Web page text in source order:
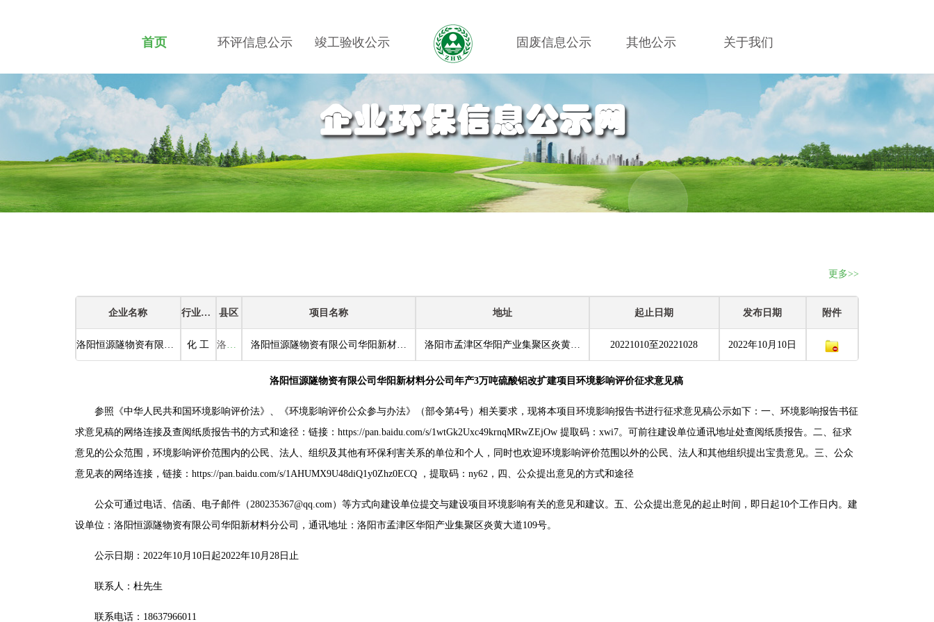
首页 环评信息公示 竣工验收公示 固废信息公示 其他公示 关于我们
招贤纳士
更多>>
企业名称 行业类别 县区 项目名称 地址 起止日期 发布日期 附件
洛阳恒源隧物资有限公司华阳新材料分公司 化 工 洛阳市 孟津区 洛阳恒源隧物资有限公司华阳新材料分公司年产3万吨硫酸铝改扩建项目 洛阳市孟津区华阳产业集聚区炎黄大道 109 号 20221010至20221028 2022年10月10日
洛阳恒源隧物资有限公司华阳新材料分公司年产3万吨硫酸铝改扩建项目环境影响评价征求意见稿
参照《中华人民共和国环境影响评价法》、《环境影响评价公众参与办法》（部令第4号）相关要求，现将本项目环境影响报告书进行征求意见稿公示如下：一、环境影响报告书征
求意见稿的网络连接及查阅纸质报告书的方式和途径：链接：https://pan.baidu.com/s/1wtGk2Uxc49krnqMRwZEjOw 提取码：xwi7。可前往建设单位通讯地址处查阅纸质报告。二、征求
意见的公众范围，环境影响评价范围内的公民、法人、组织及其他有环保利害关系的单位和个人，同时也欢迎环境影响评价范围以外的公民、法人和其他组织提出宝贵意见。三、公众
意见表的网络连接，链接：https://pan.baidu.com/s/1AHUMX9U48diQ1y0Zhz0ECQ ，提取码：ny62，四、公众提出意见的方式和途径
公众可通过电话、信函、电子邮件（280235367@qq.com）等方式向建设单位提交与建设项目环境影响有关的意见和建议。五、公众提出意见的起止时间，即日起10个工作日内。建
设单位：洛阳恒源隧物资有限公司华阳新材料分公司，通讯地址：洛阳市孟津区华阳产业集聚区炎黄大道109号。
公示日期：2022年10月10日起2022年10月28日止
联系人：杜先生
联系电话：18637966011